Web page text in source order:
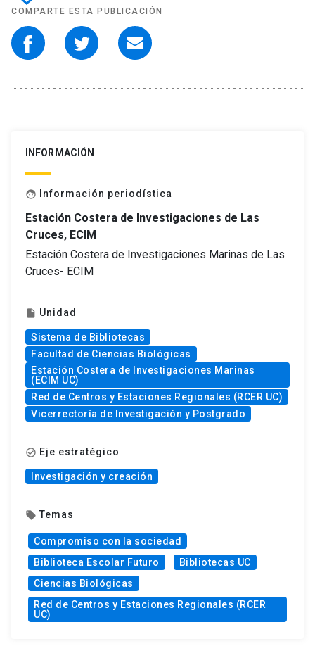
COMPARTE ESTA PUBLICACIÓN
INFORMACIÓN
face Información periodística
Estación Costera de Investigaciones de Las
Cruces, ECIM
Estación Costera de Investigaciones Marinas de Las
Cruces- ECIM
insert_drive_file Unidad
Sistema de Bibliotecas
Facultad de Ciencias Biológicas
Estación Costera de Investigaciones Marinas
(ECIM UC)
Red de Centros y Estaciones Regionales (RCER UC)
Vicerrectoría de Investigación y Postgrado
check_circle_outline Eje estratégico
Investigación y creación
local_offer Temas
Compromiso con la sociedad
Biblioteca Escolar Futuro
Bibliotecas UC
Ciencias Biológicas
Red de Centros y Estaciones Regionales (RCER
UC)